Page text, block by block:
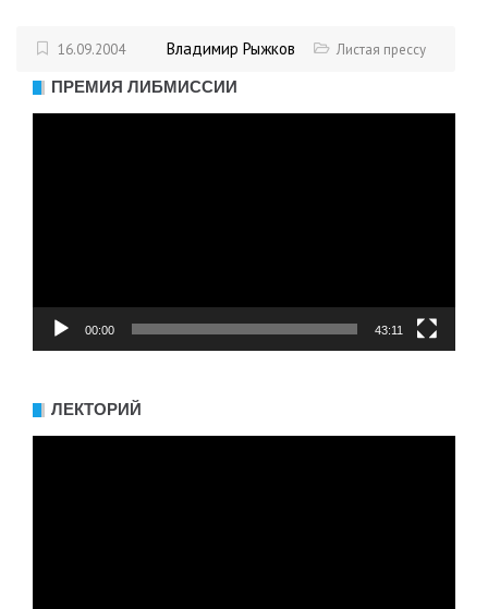
16.09.2004 Владимир Рыжков Листая прессу
ПРЕМИЯ ЛИБМИССИИ
00:00 43:11
ЛЕКТОРИЙ